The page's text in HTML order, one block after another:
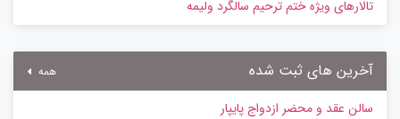
تالارهای ویژه ختم ترحیم سالگرد ولیمه
آخرین های ثبت شده همه
سالن عقد و محضر ازدواج پایپار